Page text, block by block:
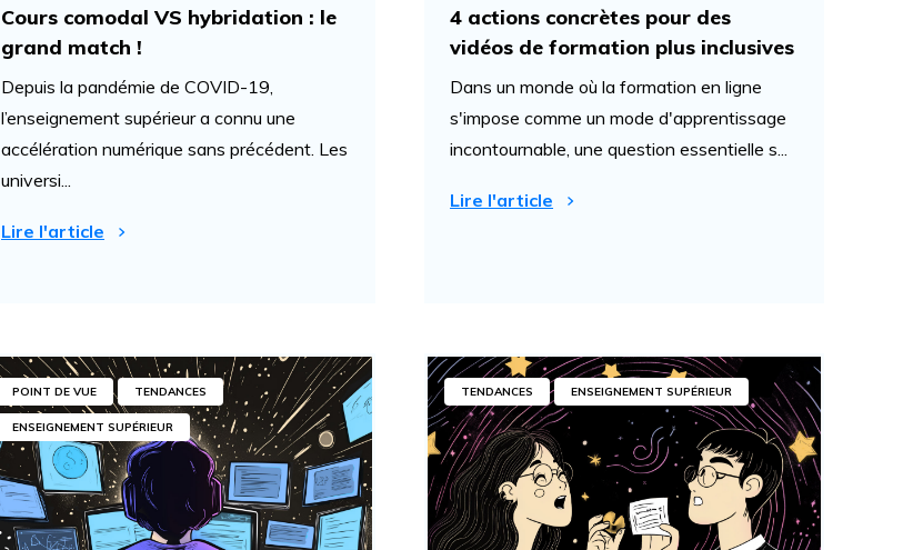
Cours comodal VS hybridation : le
grand match !
Depuis la pandémie de COVID-19,
l’enseignement supérieur a connu une
accélération numérique sans précédent. Les
universi...
Lire l'article
4 actions concrètes pour des
vidéos de formation plus inclusives
Dans un monde où la formation en ligne
s'impose comme un mode d'apprentissage
incontournable, une question essentielle s...
Lire l'article
POINT DE VUE TENDANCES
ENSEIGNEMENT SUPÉRIEUR
TENDANCES ENSEIGNEMENT SUPÉRIEUR